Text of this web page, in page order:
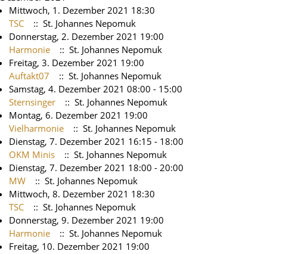
Mittwoch, 1. Dezember 2021 18:30
TSC
:: St. Johannes Nepomuk
Donnerstag, 2. Dezember 2021 19:00
Harmonie
:: St. Johannes Nepomuk
Freitag, 3. Dezember 2021 19:00
Auftakt07
:: St. Johannes Nepomuk
Samstag, 4. Dezember 2021 08:00 - 15:00
Sternsinger
:: St. Johannes Nepomuk
Montag, 6. Dezember 2021 19:00
Vielharmonie
:: St. Johannes Nepomuk
Dienstag, 7. Dezember 2021 16:15 - 18:00
OKM Minis
:: St. Johannes Nepomuk
Dienstag, 7. Dezember 2021 18:00 - 20:00
MW
:: St. Johannes Nepomuk
Mittwoch, 8. Dezember 2021 18:30
TSC
:: St. Johannes Nepomuk
Donnerstag, 9. Dezember 2021 19:00
Harmonie
:: St. Johannes Nepomuk
Freitag, 10. Dezember 2021 19:00